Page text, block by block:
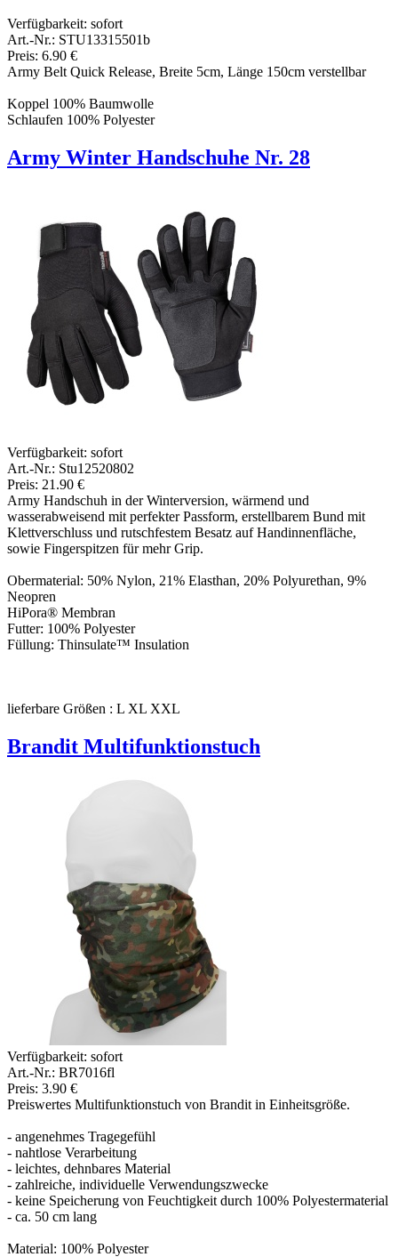
Verfügbarkeit: sofort
Art.-Nr.: STU13315501b
Preis: 6.90 €
Army Belt Quick Release, Breite 5cm, Länge 150cm verstellbar
Koppel 100% Baumwolle
Schlaufen 100% Polyester
Army Winter Handschuhe Nr. 28
Verfügbarkeit: sofort
Art.-Nr.: Stu12520802
Preis: 21.90 €
Army Handschuh in der Winterversion, wärmend und
wasserabweisend mit perfekter Passform, erstellbarem Bund mit
Klettverschluss und rutschfestem Besatz auf Handinnenfläche,
sowie Fingerspitzen für mehr Grip.
Obermaterial: 50% Nylon, 21% Elasthan, 20% Polyurethan, 9%
Neopren
HiPora® Membran
Futter: 100% Polyester
Füllung: Thinsulate™ Insulation
lieferbare Größen : L XL XXL
Brandit Multifunktionstuch
Verfügbarkeit: sofort
Art.-Nr.: BR7016fl
Preis: 3.90 €
Preiswertes Multifunktionstuch von Brandit in Einheitsgröße.
- angenehmes Tragegefühl
- nahtlose Verarbeitung
- leichtes, dehnbares Material
- zahlreiche, individuelle Verwendungszwecke
- keine Speicherung von Feuchtigkeit durch 100% Polyestermaterial
- ca. 50 cm lang
Material: 100% Polyester